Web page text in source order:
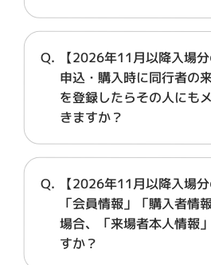
【2026年11月以降入場分
申込・購入時に同行者の
を登録したらその人にも
きますか？
【2026年11月以降入場分
「会員情報」「購入者情
場合、「来場者本人情報
すか？